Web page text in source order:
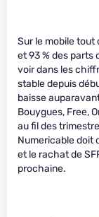
Sur le mobile tout
et 93 % des parts
voir dans les
stable depuis
baisse
Bouygues, Free,
au fil des
Numericable doit
et le rachat de
prochaine.